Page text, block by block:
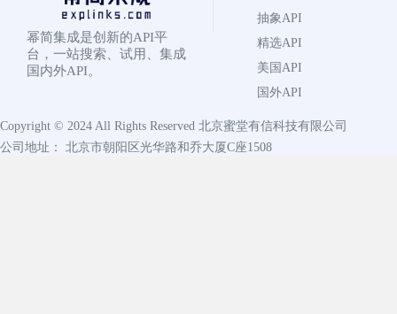
幂简集成是创新的API平
台，一站搜索、试用、集成
国内外API。
抽象API
精选API
美国API
国外API
Copyright © 2024 All Rights Reserved 北京蜜堂有信科技有限公司
公司地址： 北京市朝阳区光华路和乔大厦C座1508